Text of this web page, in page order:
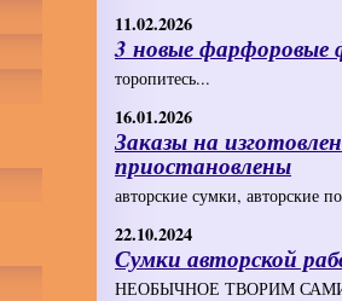
11.02.2026
3 новые фарфоровые
торопитесь...
16.01.2026
Заказы на
приостановлены
авторские сумки, авторские
22.10.2024
Сумки авторской
НЕОБЫЧНОЕ ТВОРИМ